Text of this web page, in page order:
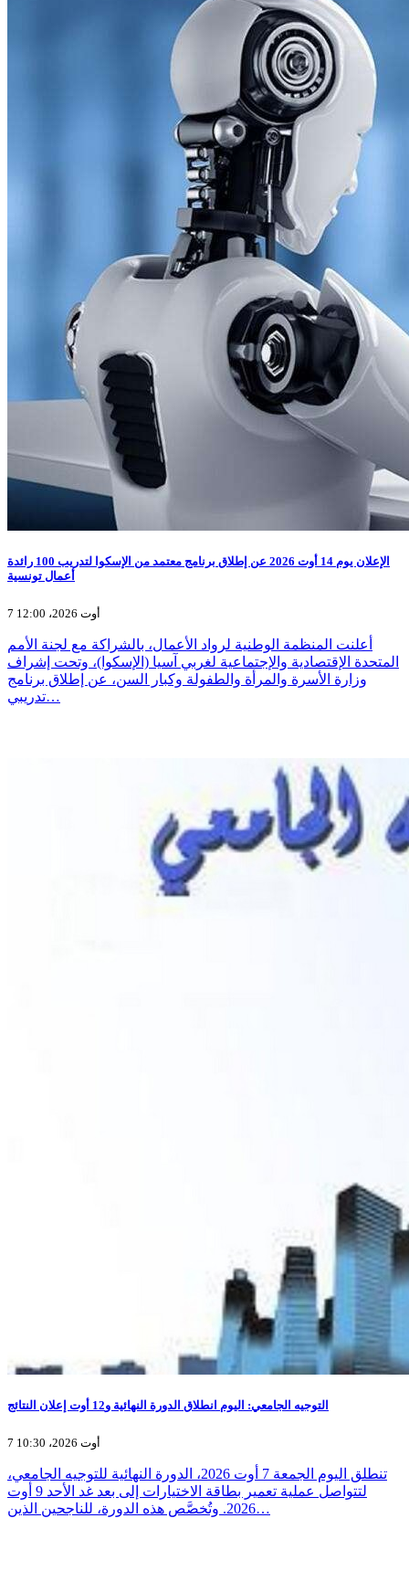
الإعلان يوم 14 أوت 2026 عن إطلاق برنامج معتمد من الإسكوا لتدريب 100 رائدة
أعمال تونسية
7 أوت 2026، 12:00
أعلنت المنظمة الوطنية لرواد الأعمال، بالشراكة مع لجنة الأمم
المتحدة الإقتصادية والإجتماعية لغربي آسيا (الإسكوا)، وتحت إشراف
وزارة الأسرة والمرأة والطفولة وكبار السن، عن إطلاق برنامج
تدريبي…
التوجيه الجامعي: اليوم انطلاق الدورة النهائية و12 أوت إعلان النتائج
7 أوت 2026، 10:30
تنطلق اليوم الجمعة 7 أوت 2026، الدورة النهائية للتوجيه الجامعي،
لتتواصل عملية تعمير بطاقة الاختيارات إلى بعد غد الأحد 9 أوت
2026. وتُخصَّص هذه الدورة، للناجحين الذين…